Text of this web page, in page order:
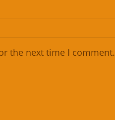
the next time I comment.